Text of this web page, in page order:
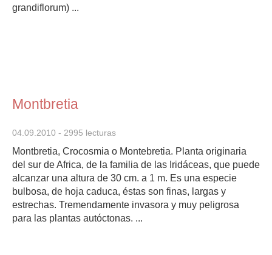
grandiflorum) ...
Montbretia
04.09.2010 - 2995 lecturas
Montbretia, Crocosmia o Montebretia. Planta originaria
del sur de Africa, de la familia de las Iridáceas, que puede
alcanzar una altura de 30 cm. a 1 m. Es una especie
bulbosa, de hoja caduca, éstas son finas, largas y
estrechas. Tremendamente invasora y muy peligrosa
para las plantas autóctonas. ...